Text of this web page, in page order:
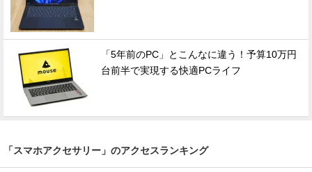
「5年前のPC」とこんなに違う！予算10万円
台前半で実現する快適PCライフ
「スマホアクセサリー」のアクセスランキング